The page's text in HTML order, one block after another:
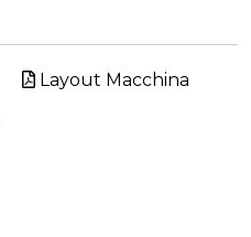
Layout Macchina